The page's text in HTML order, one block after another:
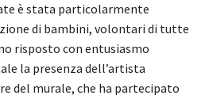
è stata particolarmente
di bambini, volontari di tutte
risposto con entusiasmo
la presenza dell’artista
del murale, che ha partecipato